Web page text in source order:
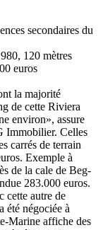
secondaires du
120 mètres
euros
la majorité
de cette Riviera
environ», assure
Immobilier. Celles
carrés de terrain
Exemple à
de la cale de Beg-
283.000 euros.
cette autre de
été négociée à
Marine affiche des